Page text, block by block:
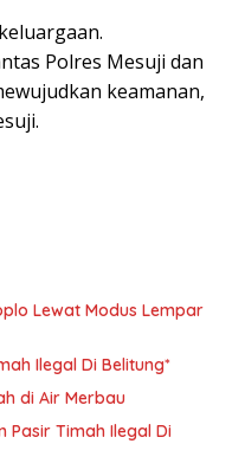
Polres Mesuji dan
keamanan,
Lewat Modus Lempar
Ilegal Di Belitung*
di Air Merbau
Pasir Timah Ilegal Di